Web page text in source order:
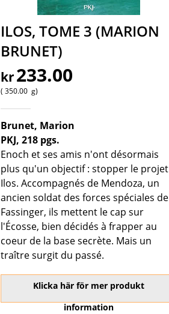
ILOS, TOME 3 (MARION
BRUNET)
kr233.00
350.00 g
Brunet, Marion
PKJ, 218 pgs.
Enoch et ses amis n'ont désormais
plus qu'un objectif : stopper le projet
Ilos. Accompagnés de Mendoza, un
ancien soldat des forces spéciales de
Fassinger, ils mettent le cap sur
l'Écosse, bien décidés à frapper au
coeur de la base secrète. Mais un
traître surgit du passé.
Klicka här för mer produkt
information